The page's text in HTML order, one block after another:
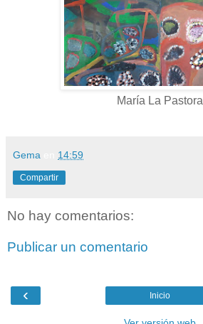
María La Pastora
Gema 14:59
Compartir
No hay comentarios:
Publicar un comentario
‹ Inicio